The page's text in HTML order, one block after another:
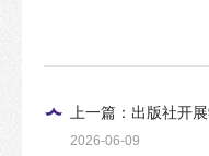
上一篇：出版社开
2026-06-09